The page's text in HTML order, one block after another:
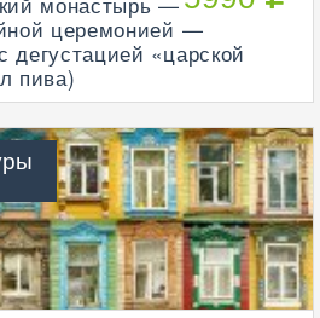
церемонией —
«царской
пива)